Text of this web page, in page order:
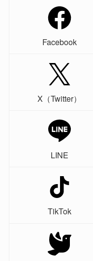
Facebook
X（Twitter）
LINE
TikTok